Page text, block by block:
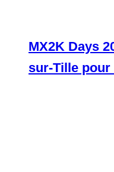
MX2K Days
sur-Tille